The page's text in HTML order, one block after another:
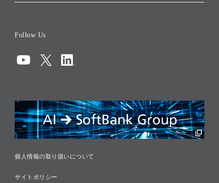
コンプライアンス
リスクマネジメント
税務に対する取り組み
採用情報
Follow Us
個人情報の取り扱いについて
サイトポリシー